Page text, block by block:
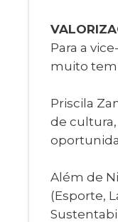
Para a
muito
Priscila
de
Além de
(Esporte,